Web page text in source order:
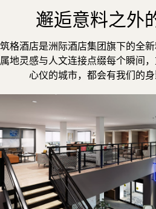
邂逅意料之外
筑格酒店是洲际酒店集团旗下的全
属地灵感与人文连接点缀每个瞬间
心仪的城市，都会有我们的身